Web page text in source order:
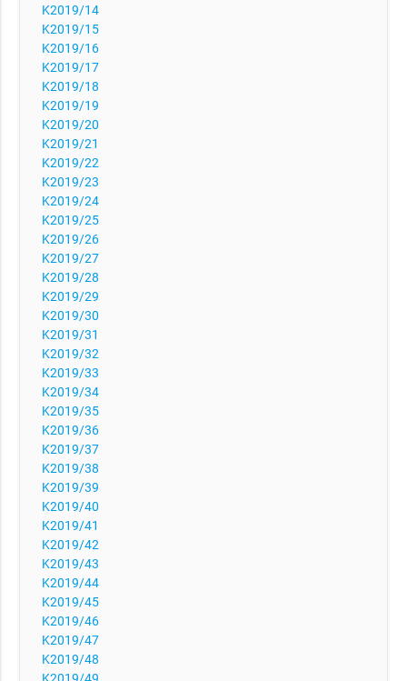
K2019/14
K2019/15
K2019/16
K2019/17
K2019/18
K2019/19
K2019/20
K2019/21
K2019/22
K2019/23
K2019/24
K2019/25
K2019/26
K2019/27
K2019/28
K2019/29
K2019/30
K2019/31
K2019/32
K2019/33
K2019/34
K2019/35
K2019/36
K2019/37
K2019/38
K2019/39
K2019/40
K2019/41
K2019/42
K2019/43
K2019/44
K2019/45
K2019/46
K2019/47
K2019/48